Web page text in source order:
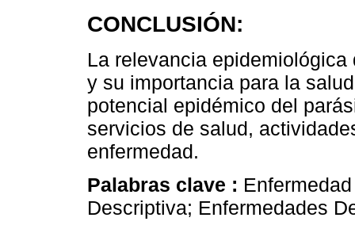
CONCLUSIÓN:
La relevancia
y su importancia para la
potencial epidémico del
servicios de salud,
enfermedad.
Palabras clave :
Descriptiva; Enfermedades